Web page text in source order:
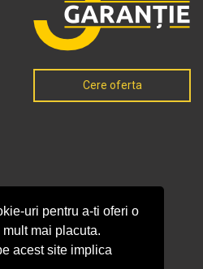
uri pentru a-ti oferi o
mai placuta.
acest site implica
Cere oferta